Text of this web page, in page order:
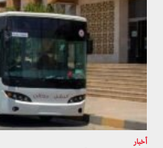
أخبار